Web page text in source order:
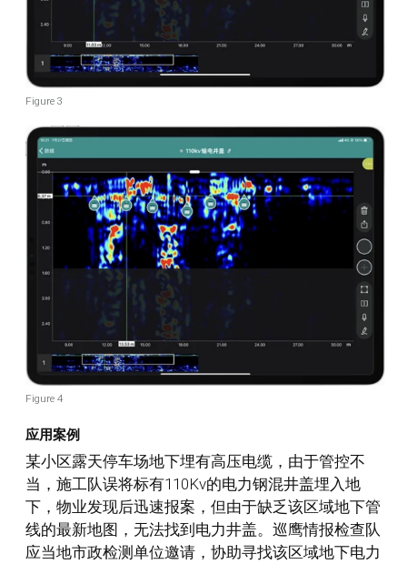
Figure 3
Figure 4
应用案例
某小区露天停车场地下埋有高压电缆，由于管控不
当，施工队误将标有110Kv的电力钢混井盖埋入地
下，物业发现后迅速报案，但由于缺乏该区域地下管
线的最新地图，无法找到电力井盖。巡鹰情报检查队
应当地市政检测单位邀请，协助寻找该区域地下电力